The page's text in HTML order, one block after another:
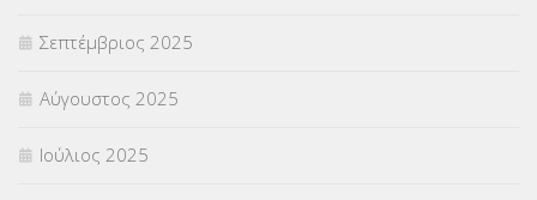
Σεπτέμβριος 2025
Αύγουστος 2025
Ιούλιος 2025